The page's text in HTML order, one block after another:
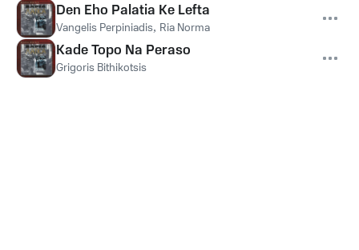
Den Eho Palatia Ke Lefta
Vangelis Perpiniadis, Ria Norma
Kade Topo Na Peraso
Grigoris Bithikotsis